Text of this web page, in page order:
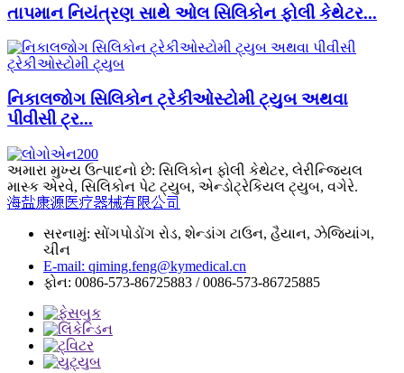
તાપમાન નિયંત્રણ સાથે ઓલ સિલિકોન ફોલી કેથેટર...
નિકાલજોગ સિલિકોન ટ્રેકીઓસ્ટોમી ટ્યુબ અથવા
પીવીસી ટ્ર...
અમારા મુખ્ય ઉત્પાદનો છે: સિલિકોન ફોલી કેથેટર, લેરીન્જિયલ
માસ્ક એરવે, સિલિકોન પેટ ટ્યુબ, એન્ડોટ્રેકિયલ ટ્યુબ, વગેરે.
海盐康源医疗器械有限公司
સરનામું: સોંગપોડોંગ રોડ, શેન્ડાંગ ટાઉન, હૈયાન, ઝેજિયાંગ,
ચીન
E-mail: qiming.feng@kymedical.cn
ફોન: 0086-573-86725883 / 0086-573-86725885